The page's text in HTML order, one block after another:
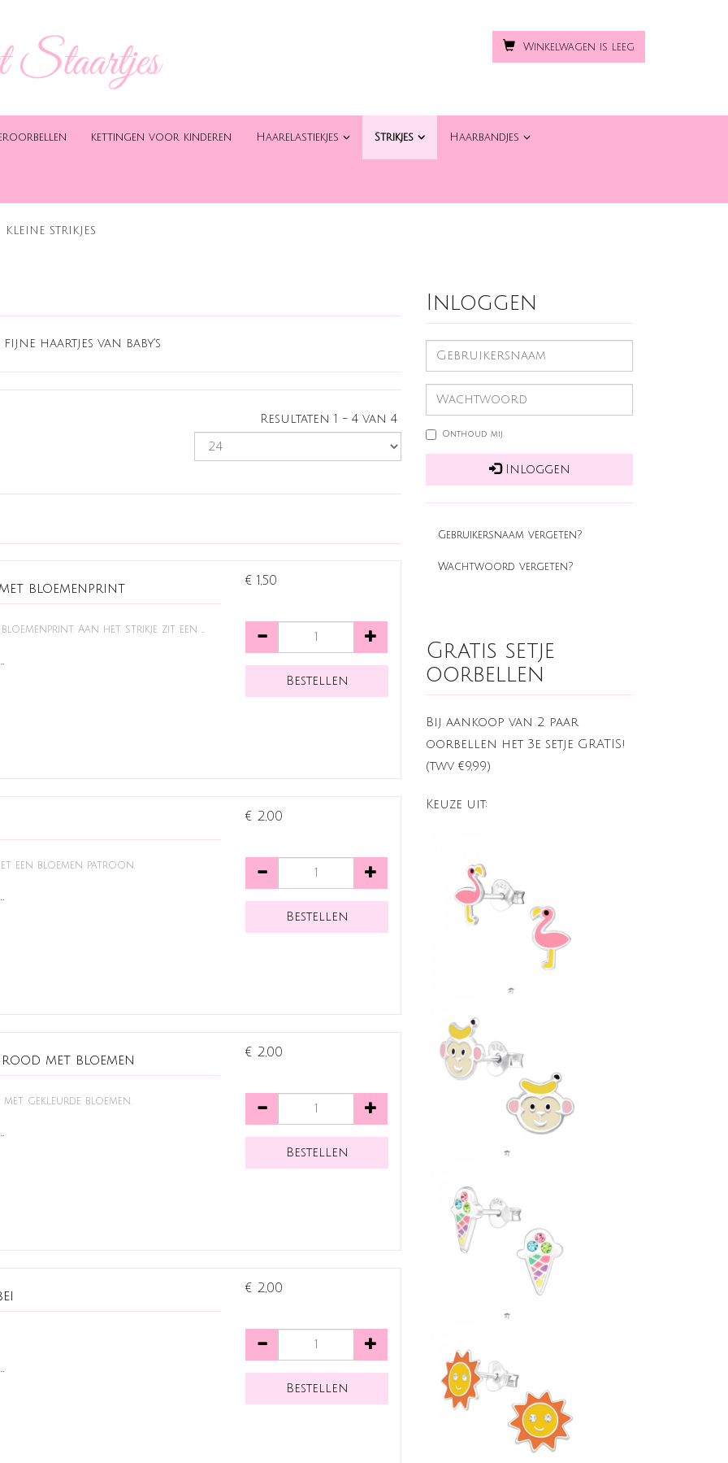
Winkelwagen is leeg
kettingen voor kinderen Haarelastiekjes Strikjes Haarbandjes
KLEINE STRIKJES
haartjes van baby's
Resultaten 1 - 4 van 4
bloemenprint
Aan het strikje zit een ...
€ 1,50
een bloemen patroon.
€ 2,00
met bloemen
gekleurde bloemen.
€ 2,00
€ 2,00
Inloggen
Onthoud mij
Inloggen
Gebruikersnaam vergeten?
Wachtwoord vergeten?
Gratis setje
oorbellen
Bij aankoop van 2 paar
oorbellen het 3e setje GRATIS!
(twv €9,99)
Keuze uit: